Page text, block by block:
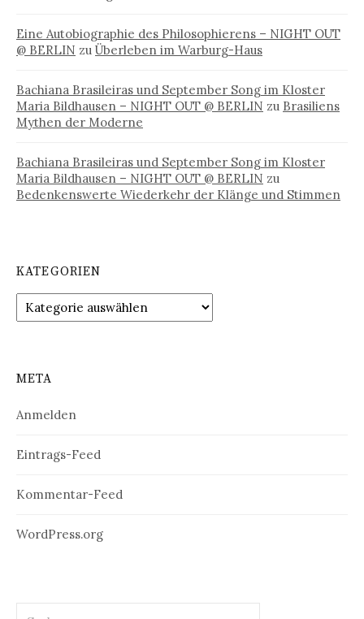
Eine Autobiographie des Philosophierens – NIGHT OUT
@ BERLIN zu Überleben im Warburg-Haus
Bachiana Brasileiras und September Song im Kloster
Maria Bildhausen – NIGHT OUT @ BERLIN zu Brasiliens
Mythen der Moderne
Bachiana Brasileiras und September Song im Kloster
Maria Bildhausen – NIGHT OUT @ BERLIN zu
Bedenkenswerte Wiederkehr der Klänge und Stimmen
KATEGORIEN
Kategorien
META
Anmelden
Eintrags-Feed
Kommentar-Feed
WordPress.org